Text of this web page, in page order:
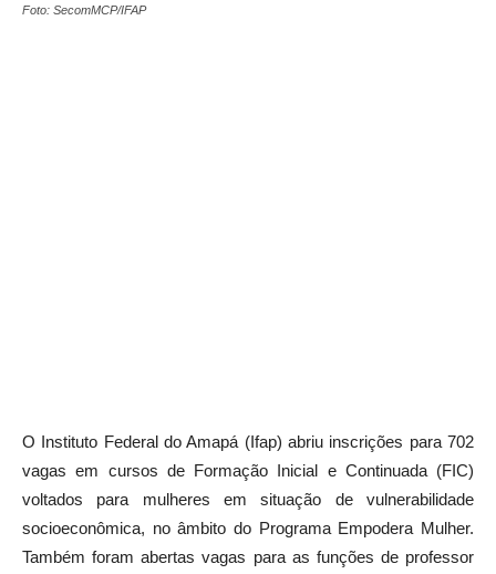
Foto: SecomMCP/IFAP
O Instituto Federal do Amapá (Ifap) abriu inscrições para 702
vagas em cursos de Formação Inicial e Continuada (FIC)
voltados para mulheres em situação de vulnerabilidade
socioeconômica, no âmbito do Programa Empodera Mulher.
Também foram abertas vagas para as funções de professor